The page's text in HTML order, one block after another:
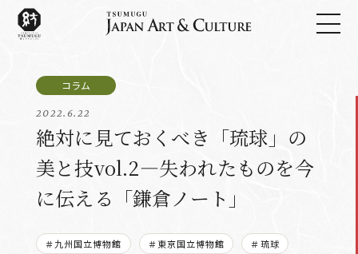
2022.6.22
絶対に見ておくべき「琉球」の
美と技vol.2―失われたものを今
に伝える「鎌倉ノート」
＃九州国立博物館 ＃東京国立博物館 ＃琉球